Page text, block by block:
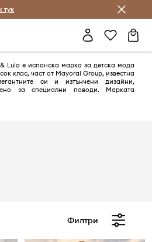
с Answear Club
тук
Lula е испанска марка за детска мода
клас, част от Mayoral Group, известна
си и изтънчени дизайни,
за специални поводи. Марката
Филтри